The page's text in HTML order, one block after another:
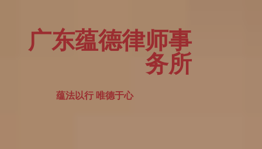
广东蕴德律师事
务所
蕴法以行 唯德于心